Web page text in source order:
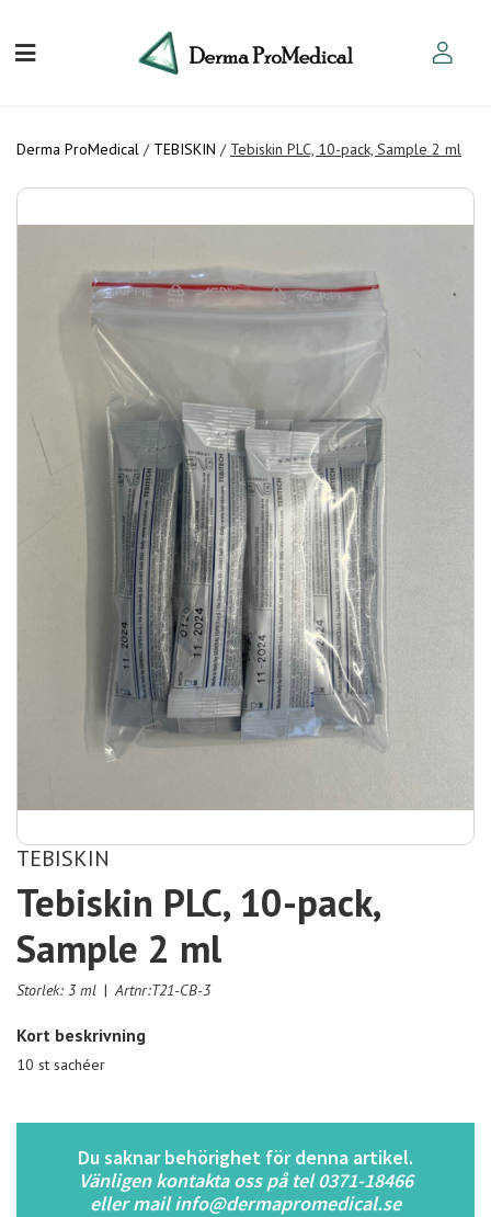
Derma ProMedical / TEBISKIN / Tebiskin PLC, 10-pack, Sample 2 ml
TEBISKIN
Tebiskin PLC, 10-pack,
Sample 2 ml
Storlek: 3 ml | Artnr:T21-CB-3
Kort beskrivning
10 st sachéer
Du saknar behörighet för denna artikel.
Vänligen kontakta oss på tel 0371-18466
eller mail info@dermapromedical.se